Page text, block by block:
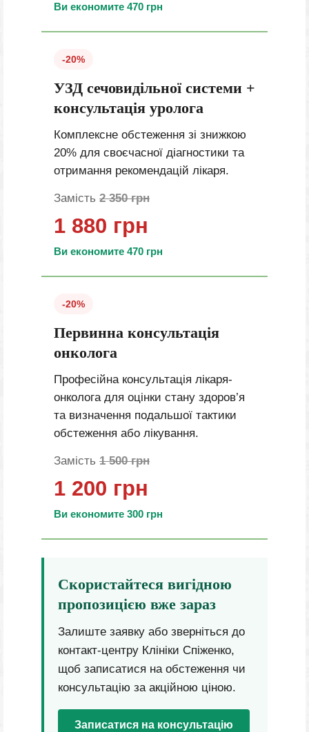
Ви економите 470 грн
-20%
УЗД сечовидільної системи +
консультація уролога
Комплексне обстеження зі знижкою
20% для своєчасної діагностики та
отримання рекомендацій лікаря.
Замість 2 350 грн
1 880 грн
Ви економите 470 грн
-20%
Первинна консультація
онколога
Професійна консультація лікаря-
онколога для оцінки стану здоров’я
та визначення подальшої тактики
обстеження або лікування.
Замість 1 500 грн
1 200 грн
Ви економите 300 грн
Скористайтеся вигідною
пропозицією вже зараз
Залиште заявку або зверніться до
контакт-центру Клініки Спіженко,
щоб записатися на обстеження чи
консультацію за акційною ціною.
Записатися на консультацію